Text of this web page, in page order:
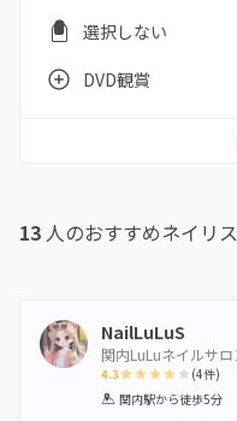
選択しない
DVD観賞
13 人のおすすめネイリ
NailLuLuS
関内LuLuネイルサロ
4.3
1 2 3 4 5
(4件)
関内駅から徒歩5分